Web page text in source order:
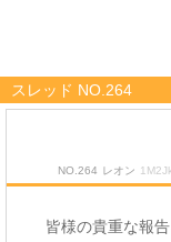
スレッド NO.264
NO.264 レオン
皆様の貴重な報